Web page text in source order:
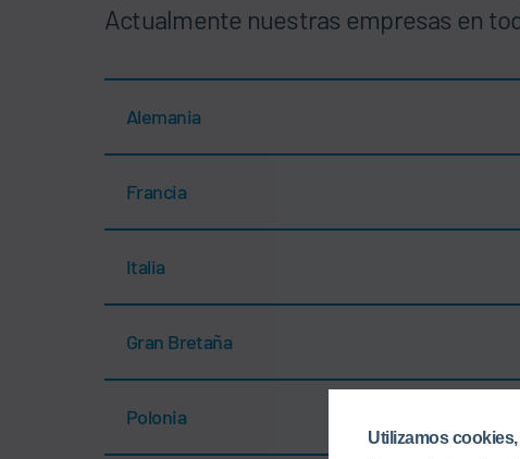
Utilizamos
Actualmente nuestras empresas en
Alemania
Francia
Italia
Gran Bretaña
Polonia